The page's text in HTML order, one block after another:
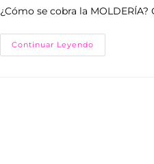
¿Cómo se cobra la
Continuar Leyendo